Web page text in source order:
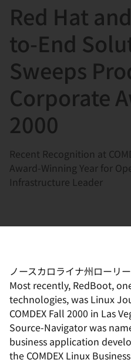
選
Red Hat
to-End
Sweeps
Corporate
2000
Recent Recognition at
Award-Winning Year for
Infrastructure Leader
ノースカロライナ州ローリー
Most recently, RedBoot,
technologies, was Linux
COMDEX Fall 2000 in Las
Source-Navigator was
business application
the COMDEX Linux